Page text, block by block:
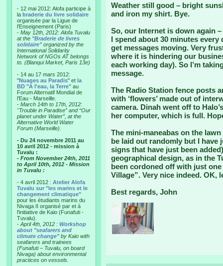
- 12 mai 2012: Alofa participe à
la braderie du livre solidaire
organisée par la Ligue de
l'Enseignement (Paris)
- May 12th, 2012: Alofa Tuvalu
at the "Braderie de livres
solidaire"organized by the
International Solidarity
Network of NGOs AT belongs
to. (Blanqui Market, Paris 13e)
- 14 au 17 mars 2012:
"Nuages au Paradis" et la
BD "A l'eau, la Terre" au
Forum Alternatif Mondial de
l'Eau - Marseille.
- March 14th to 17th, 2012:
"Trouble in Paradise” and “Our
planet under Water”, at the
Alternative World Water
Forum (Marseille).
- Du 24 novembre 2011 au
10 avril 2012 - mission à
Tuvalu :
- From November 24th, 2011
to April 10th, 2012 - Mission
in Tuvalu :
- 4 avril 2012 : Atelier Alofa
Tuvalu sur "les marins et le
changement climatique"
pour les étudiants marins du
Nivaga II organisé par et à
l'initiative de Kaio (Funafuti -
Tuvalu).
- April 4th, 2012 : Workshop
about "seafarers and
climate change"by Kaio with
seafarers and trainees
(Funafuti – Tuvalu, on board
Nivaga) about environmental
practices on vessels.
Weather still good – bright
and iron my shirt. Bye.
So, our Internet is down again
I spend about 30 minutes every
get messages moving. Very
where it is hindering our
each working day). So I’m
message.
The Radio Station fence posts
with ‘flowers’ made out of
camera. Dinah went off to
her computer, which is full.
The mini-maneabas on the
be laid out randomly but I have
signs that have just been
geographical design, as in the
been cordoned off with just
Village”. Very nice indeed. OK,
Best regards, John